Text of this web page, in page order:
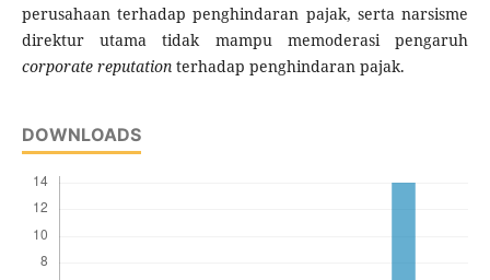
perusahaan terhadap penghindaran pajak, serta narsisme
direktur utama tidak mampu memoderasi pengaruh
corporate reputationterhadap penghindaran pajak.
DOWNLOADS